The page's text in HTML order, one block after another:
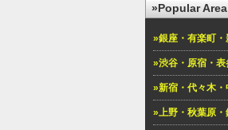
»Popular Area
»銀座・有楽町・
»渋谷・原宿・
»新宿・代々木
»上野・秋葉原